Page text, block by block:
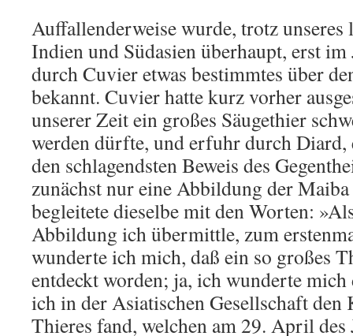
Auffallenderweise wurde, trotz
Indien und Südasien überhaupt, erst
durch Cuvier etwas bestimmtes über
bekannt. Cuvier hatte kurz vorher
unserer Zeit ein großes Säugethier
werden dürfte, und erfuhr durch Diard,
den schlagendsten Beweis des
zunächst nur eine Abbildung der
begleitete dieselbe mit den Worten:
Abbildung ich übermittle, zum
wunderte ich mich, daß ein so großes
entdeckt worden; ja, ich wunderte
ich in der Asiatischen Gesellschaft den
Thieres fand, welchen am 29. April des